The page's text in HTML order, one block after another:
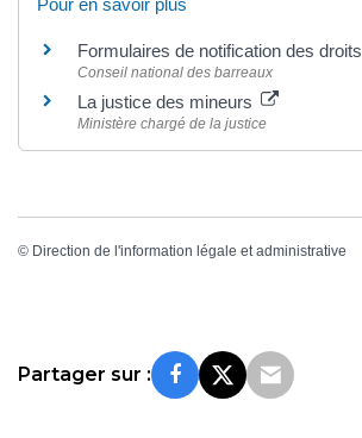
Formulaires de notification des droits
Conseil national des barreaux
La justice des mineurs
Ministère chargé de la justice
© Direction de l'information légale et administrative
Partager sur :